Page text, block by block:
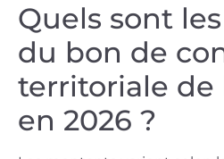
Quels sont
du bon de
territoriale de
en 2026 ?